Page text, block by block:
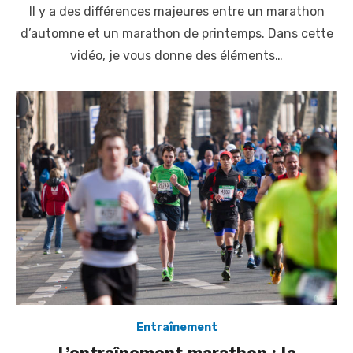
s
e
d
Il y a des différences majeures entre un marathon
d’automne et un marathon de printemps. Dans cette
vidéo, je vous donne des éléments…
Entraînement